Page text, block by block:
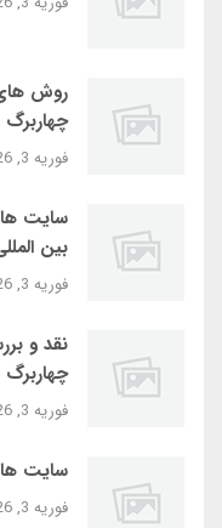
روش‌
چهاربرگ
فوریه 3, 2026
سایت‌
بین‌
فوریه 3, 2026
نقد و
چهاربرگ
فوریه 3, 2026
سایت‌
فوریه 3, 2026